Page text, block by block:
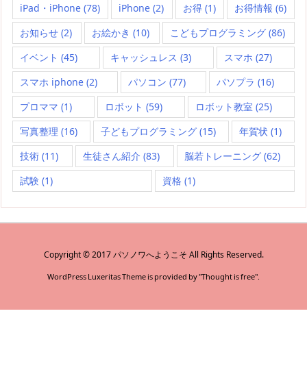
iPad・iPhone (78) iPhone (2) お得(1) お得情報 (6)
お知らせ (2) お絵かき (10) こどもプログラミング(86)
イベント (45) キャッシュレス (3) スマホ (27)
スマホ iphone (2) パソコン (77) パソプラ (16)
プロママ (1) ロボット (59) ロボット教室 (25)
写真整理 (16) 子どもプログラミング (15) 年賀状 (1)
技術 (11) 生徒さん紹介 (83) 脳若トレーニング (62)
試験 (1) 資格 (1)
Copyright ©2017 パソノワへようこそ All Rights Reserved.
WordPress Luxeritas Theme is provided by "Thought is free".